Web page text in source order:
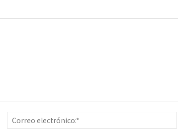
Nombre:*